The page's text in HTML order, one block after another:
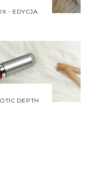
- EDYCJA
DEPTH